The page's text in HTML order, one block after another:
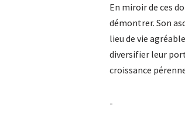
En miroir de ces
démontrer. Son
lieu de vie
diversifier leur
croissance
-